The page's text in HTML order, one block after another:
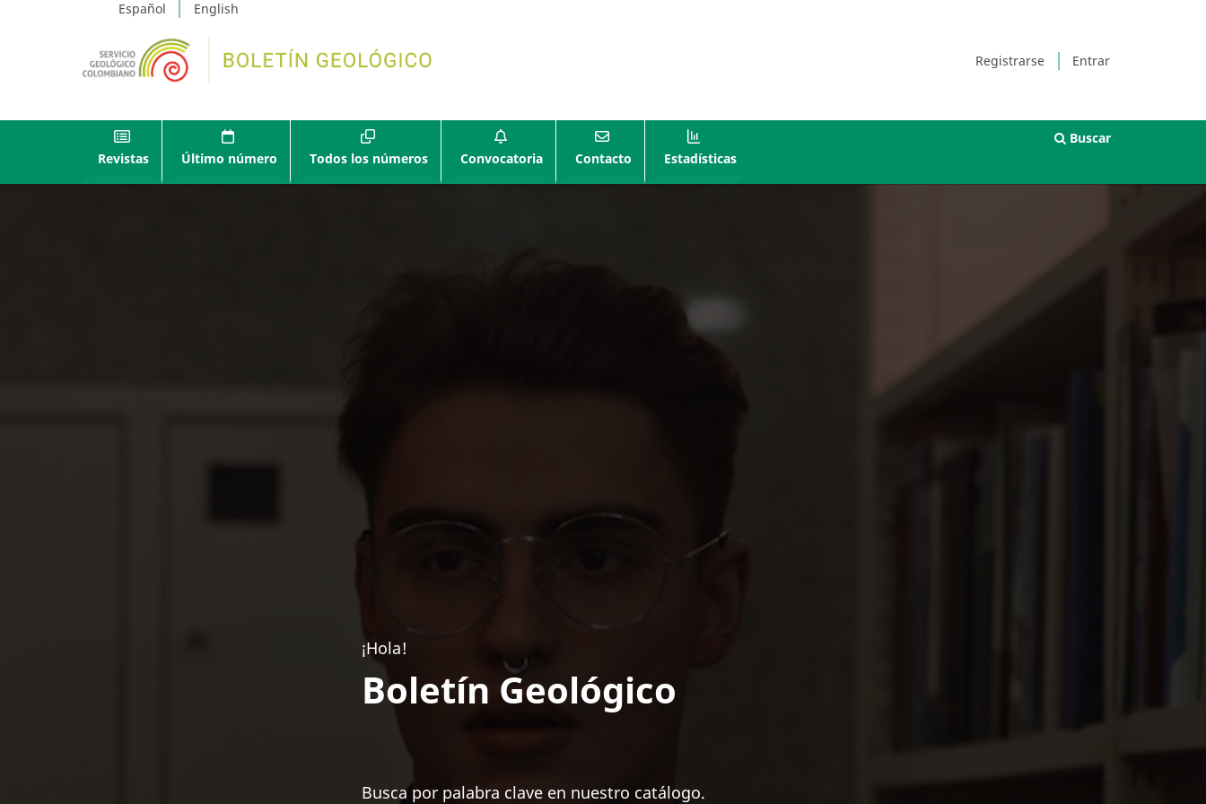
Español English
Registrarse Entrar
Revistas Último número Todos los números Convocatoria Contacto Estadísticas
Buscar
¡Hola!
Boletín Geológico
Busca por palabra clave en nuestro catálogo.